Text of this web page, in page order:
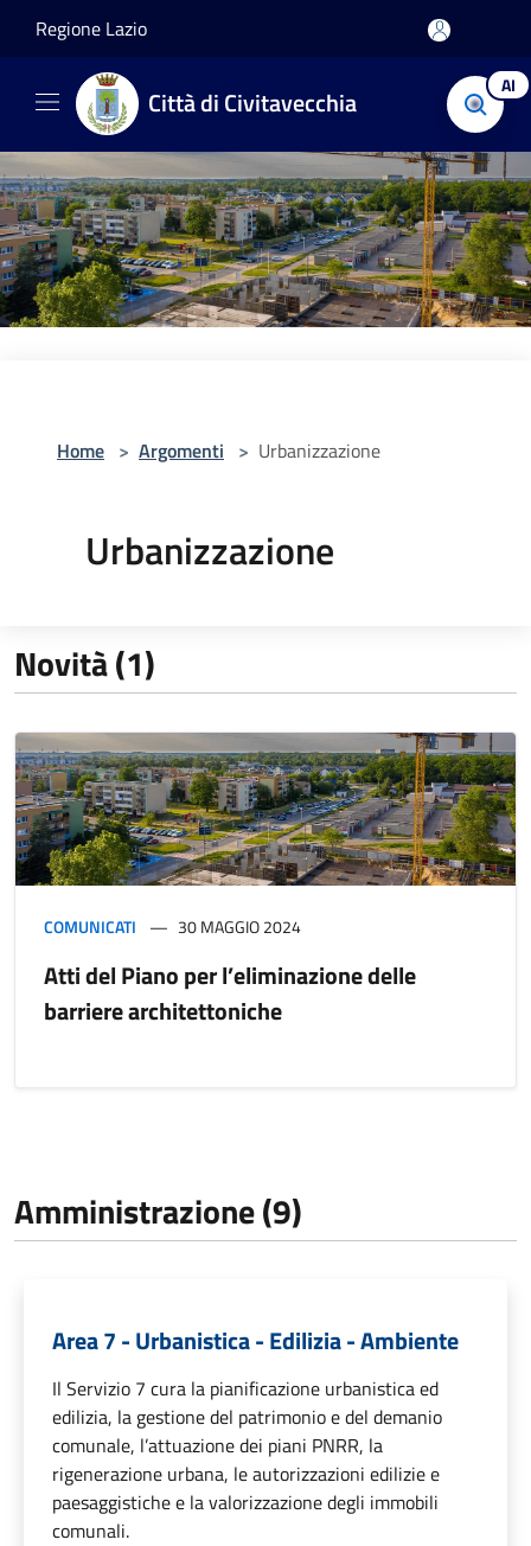
Regione Lazio
Città di Civitavecchia AI
Home > Argomenti > Urbanizzazione
Urbanizzazione
Novità (1)
COMUNICATI 30 MAGGIO 2024
Atti del Piano per l’eliminazione delle
barriere architettoniche
Amministrazione (9)
Area 7 - Urbanistica - Edilizia - Ambiente
Il Servizio 7 cura la pianificazione urbanistica ed
edilizia, la gestione del patrimonio e del demanio
comunale, l’attuazione dei piani PNRR, la
rigenerazione urbana, le autorizzazioni edilizie e
paesaggistiche e la valorizzazione degli immobili
comunali.